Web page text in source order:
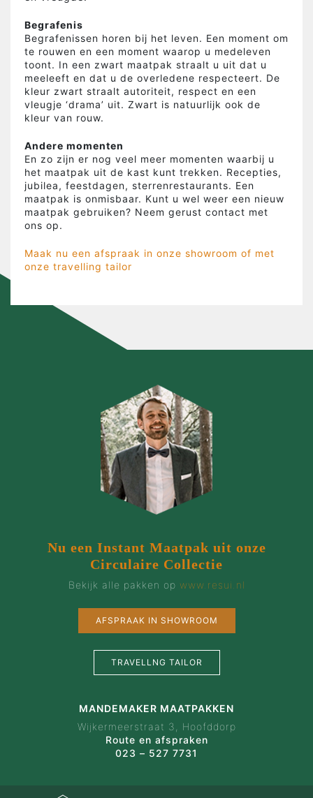
Begrafenis
Begrafenissen horen bij het leven. Een moment om
te rouwen en een moment waarop u medeleven
toont. In een zwart maatpak straalt u uit dat u
meeleeft en dat u de overledene respecteert. De
kleur zwart straalt autoriteit, respect en een
vleugje ‘drama’ uit. Zwart is natuurlijk ook de
kleur van rouw.
Andere momenten
En zo zijn er nog veel meer momenten waarbij u
het maatpak uit de kast kunt trekken. Recepties,
jubilea, feestdagen, sterrenrestaurants. Een
maatpak is onmisbaar. Kunt u wel weer een nieuw
maatpak gebruiken? Neem gerust contact met
ons op.
Maak nu een afspraak in onze showroom of met
onze travelling tailor
Nu een Instant Maatpak uit onze
Circulaire Collectie
Bekijk alle pakken op www.resui.nl
AFSPRAAK IN SHOWROOM
TRAVELLNG TAILOR
MANDEMAKER MAATPAKKEN
Wijkermeerstraat 3, Hoofddorp
Route en afspraken
023 – 527 7731